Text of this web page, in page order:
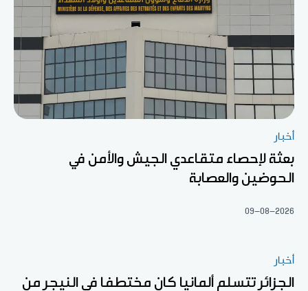
أخبار
بعثة لإحصاء متقاعدي الجيش والأمن في
الحوضين والعصابة
09-08-2026
أخبار
الجزائر تتسلم ألمانيا كان مختطفا في النيجر من